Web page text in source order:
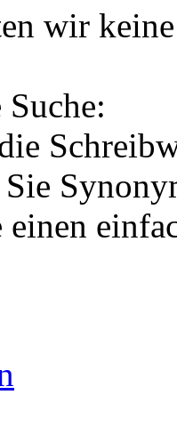
wir
einen